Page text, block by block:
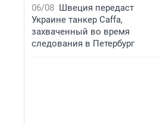
06/08 Швеция передаст
Украине танкер Caffa,
захваченный во время
следования в Петербург